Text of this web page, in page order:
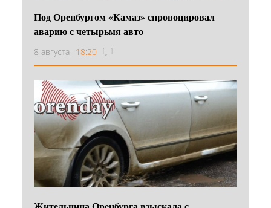
Под Оренбургом «Камаз» спровоцировал
аварию с четырьмя авто
8 августа 18:20